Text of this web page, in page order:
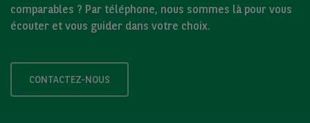
comparables ? Par téléphone, nous sommes là pour vous
écouter et vous guider dans votre choix.
CONTACTEZ-NOUS